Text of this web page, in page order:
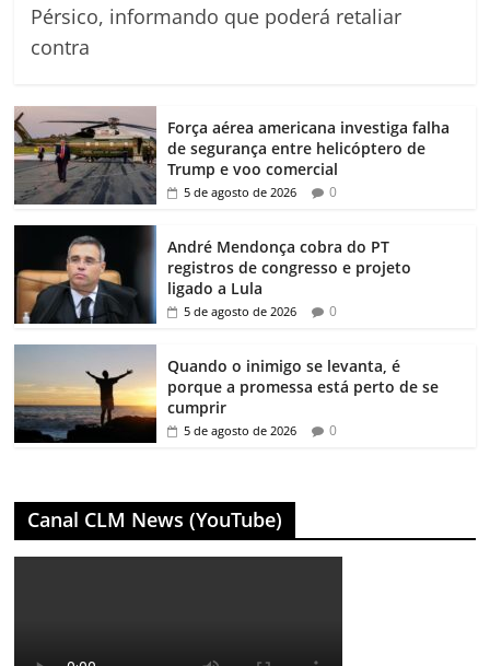
Pérsico, informando que poderá retaliar
contra
Força aérea americana investiga falha
de segurança entre helicóptero de
Trump e voo comercial
5 de agosto de 2026 0
André Mendonça cobra do PT
registros de congresso e projeto
ligado a Lula
5 de agosto de 2026 0
Quando o inimigo se levanta, é
porque a promessa está perto de se
cumprir
5 de agosto de 2026 0
Canal CLM News (YouTube)